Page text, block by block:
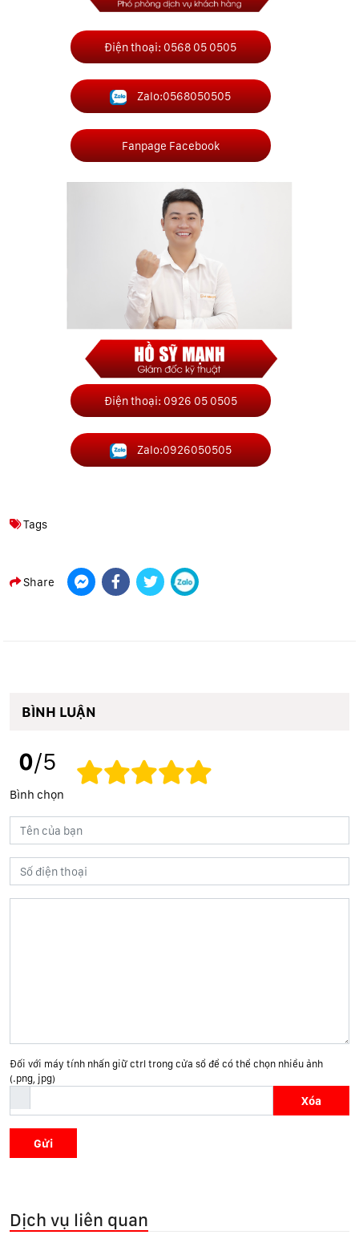
Điện thoại: 0568 05 0505
Zalo:0568050505
Fanpage Facebook
Điện thoại: 0926 05 0505
Zalo:0926050505
Tags
Share
BÌNH LUẬN
0/5
Bình chọn
Đối với máy tính nhấn giữ ctrl trong cửa sổ để có thể chọn nhiều ảnh
(.png, jpg)
Xóa
Gửi
Dịch vụ liên quan